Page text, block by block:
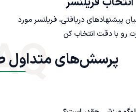
پیشنهادهای دریافتی، فریلنسر مورد
رو با دقت انتخاب کن
پرسش‌های متداول طراحی لوگو ورزشی